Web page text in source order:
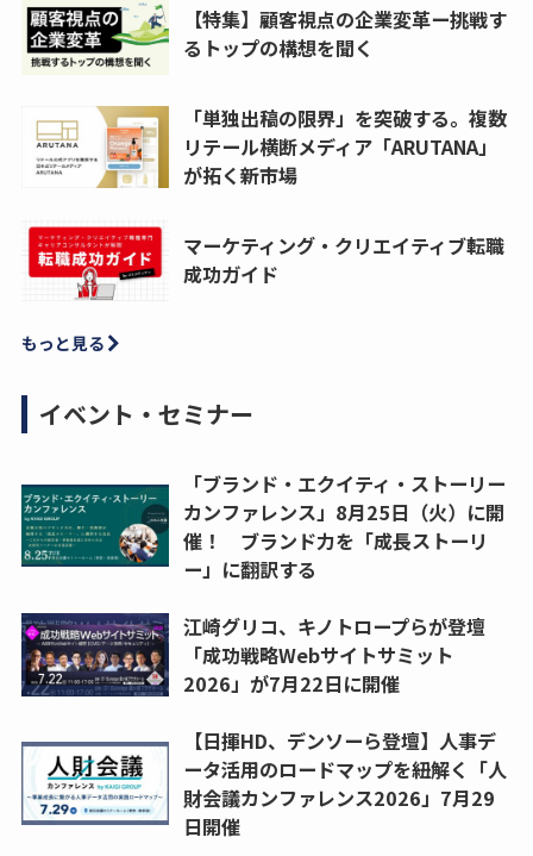
【特集】顧客視点の企業変革ー挑戦す
るトップの構想を聞く
「単独出稿の限界」を突破する。複数
リテール横断メディア「ARUTANA」
が拓く新市場
マーケティング・クリエイティブ転職
成功ガイド
もっと見る
イベント・セミナー
「ブランド・エクイティ・ストーリー
カンファレンス」8月25日（火）に開
催！ ブランド力を「成長ストーリ
ー」に翻訳する
江崎グリコ、キノトロープらが登壇
「成功戦略Webサイトサミット
2026」が7月22日に開催
【日揮HD、デンソーら登壇】人事デ
ータ活用のロードマップを紐解く「人
財会議カンファレンス2026」7月29
日開催